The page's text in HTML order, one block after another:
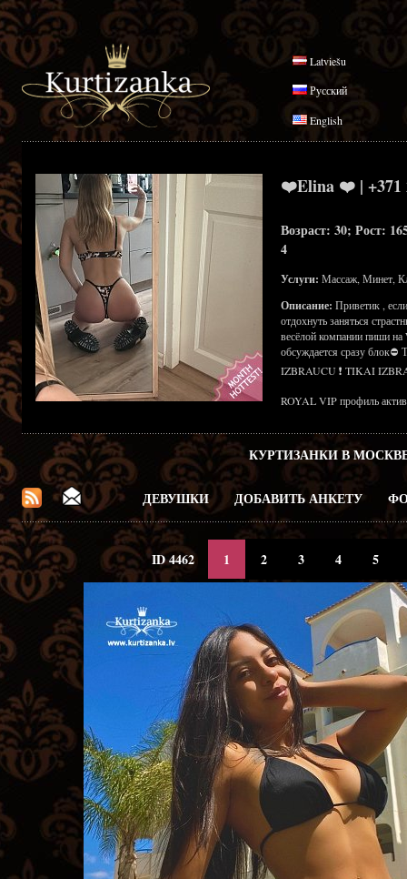
Latviešu
Русский
English
❤️Elina ❤️ | +371
Возраст: 30; Рост:
4
Услуги: Массаж, Минет,
Описание: Приветик ,
отдохнуть заняться
весёлой компании пиши
обсуждается сразу
IZBRAUCU ❗ TIKAI
ROYAL VIP профиль
КУРТИЗАНКИ В
ДЕВУШКИ ДОБАВИТЬ АНКЕТУ
ID 4462 1 2 3 4 5